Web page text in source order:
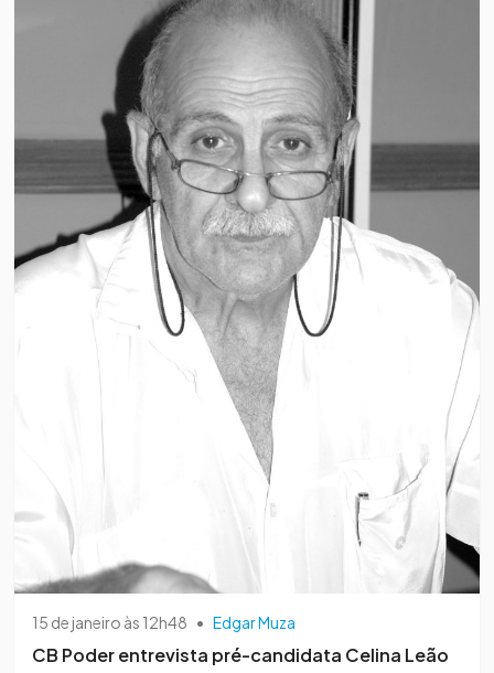
15 de janeiro às 12h48 • Edgar Muza
CB Poder entrevista pré-candidata Celina Leão